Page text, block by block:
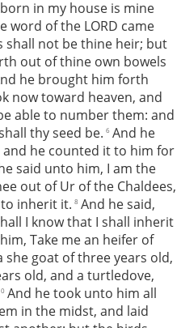
in my house is mine
word of the LORD came
shall not be thine heir; but
out of thine own bowels
he brought him forth
now toward heaven, and
able to number them: and
thy seed be. 6 And he
and he counted it to him for
said unto him, I am the
out of Ur of the Chaldees,
inherit it. 8 And he said,
I know that I shall inherit
Take me an heifer of
she goat of three years old,
old, and a turtledove,
And he took unto him all
in the midst, and laid